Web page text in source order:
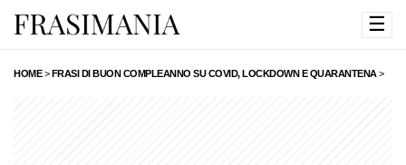
☰
HOME>FRASI DI BUON COMPLEANNO SU COVID, LOCKDOWN E QUARANTENA>